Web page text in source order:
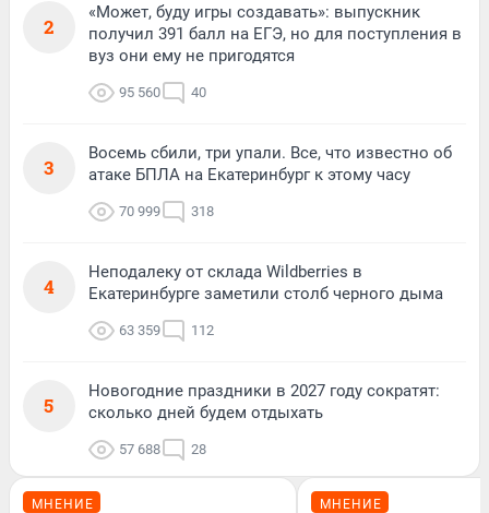
2
«Может, буду игры создавать»: выпускник
получил 391 балл на ЕГЭ, но для поступления в
вуз они ему не пригодятся
95 560 40
3
Восемь сбили, три упали. Все, что известно об
атаке БПЛА на Екатеринбург к этому часу
70 999 318
4
Неподалеку от склада Wildberries в
Екатеринбурге заметили столб черного дыма
63 359 112
5
Новогодние праздники в 2027 году сократят:
сколько дней будем отдыхать
57 688 28
МНЕНИЕ МНЕНИЕ